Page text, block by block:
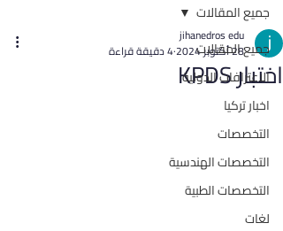
جميع المقالات
الاعترافات الدولية
اخبار تركيا
التخصصات
التخصصات الهندسية
التخصصات الطبية
لغات
جميع المقالات
اختبار KPDS
jihanedros edu
28 أكتوبر 2024 4 دقيقة قراءة